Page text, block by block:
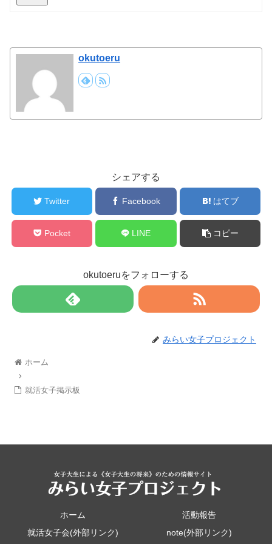
okutoeru
シェアする
Twitter Facebook はてブ
Pocket LINE コピー
okutoeruをフォローする
みらい女子プロジェクト
ホーム
就活女子掲示板
ホーム
活動報告
就活女子会(外部リンク)
note(外部リンク)